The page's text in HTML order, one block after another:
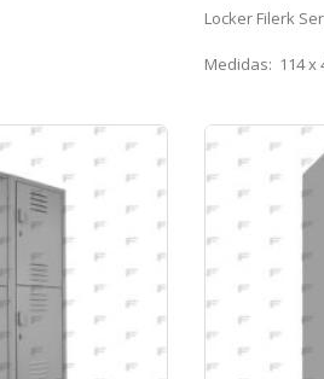
Locker Filerk
Medidas: 114 x